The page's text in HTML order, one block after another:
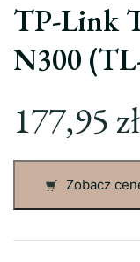
TP-Link
N300
177,95 zł
Zobacz